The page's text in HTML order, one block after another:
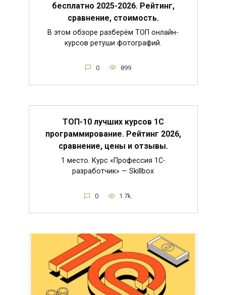
бесплатно 2025-2026. Рейтинг,
сравнение, стоимость.
В этом обзоре разберём ТОП онлайн-
курсов ретуши фотографий.
0 899
ТОП-10 лучших курсов 1С
программирование. Рейтинг 2026,
сравнение, цены и отзывы.
1 место. Курс «Профессия 1C-
разработчик» — Skillbox
0 1.7k.